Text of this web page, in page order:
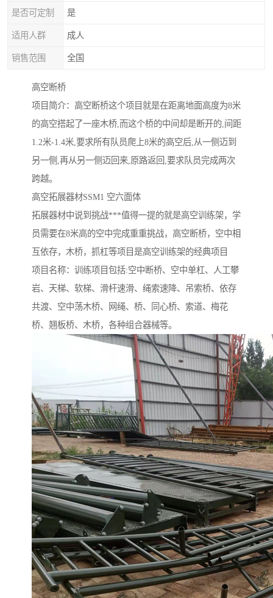
是否可定制 是
适用人群 成人
销售范围 全国
高空断桥
项目简介：高空断桥这个项目就是在距离地面高度为8米
的高空搭起了一座木桥,而这个桥的中间却是断开的,间距
1.2米-1.4米,要求所有队员爬上8米的高空后,从一侧迈到
另一侧,再从另一侧迈回来,原路返回,要求队员完成两次
跨越。
高空拓展器材SSM1 空六面体
拓展器材中说到挑战***值得一提的就是高空训练架，学
员需要在8米高的空中完成重重挑战，高空断桥，空中相
互依存，木桥，抓杠等项目是高空训练架的经典项目
项目名称：训练项目包括:空中断桥、空中单杠、人工攀
岩、天梯、软梯、滑杆速滑、绳索速降、吊索桥、依存
共渡、空中荡木桥、网绳、桥、同心桥、索道、梅花
桥、翘板桥、木桥，各种组合器械等。